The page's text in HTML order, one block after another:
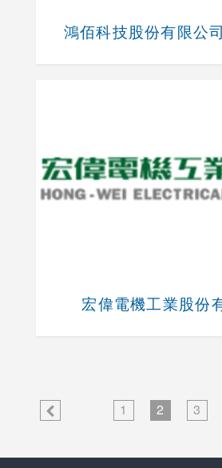
鴻佰科技股份有限公
宏偉電機工業股份
1 2 3